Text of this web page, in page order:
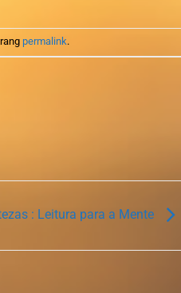
permalink.
: Leitura para a Mente